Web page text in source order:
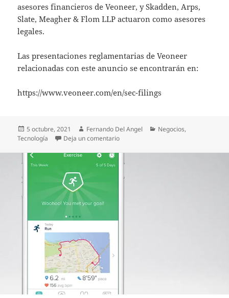
asesores financieros de Veoneer, y Skadden, Arps,
Slate, Meagher & Flom LLP actuaron como asesores
legales.
Las presentaciones reglamentarias de Veoneer
relacionadas con este anuncio se encontrarán en:
https://www.veoneer.com/en/sec-filings
Publicado
el
5 octubre, 2021 Autor
Fernando Del Angel Categorías
Negocios,
Tecnología
Deja un comentarioen Los socios de Qualcomm y SSW